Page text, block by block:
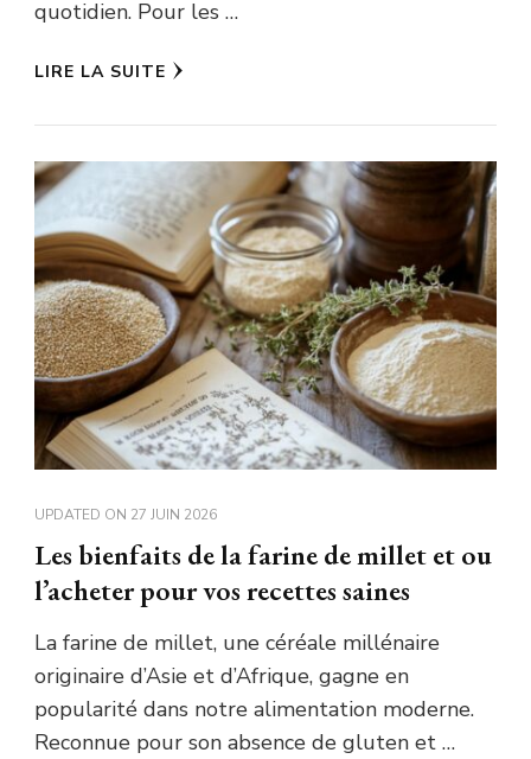
quotidien. Pour les …
LIRE LA SUITE
UPDATED ON 27 JUIN 2026
Les bienfaits de la farine de millet et ou
l’acheter pour vos recettes saines
La farine de millet, une céréale millénaire
originaire d’Asie et d’Afrique, gagne en
popularité dans notre alimentation moderne.
Reconnue pour son absence de gluten et …